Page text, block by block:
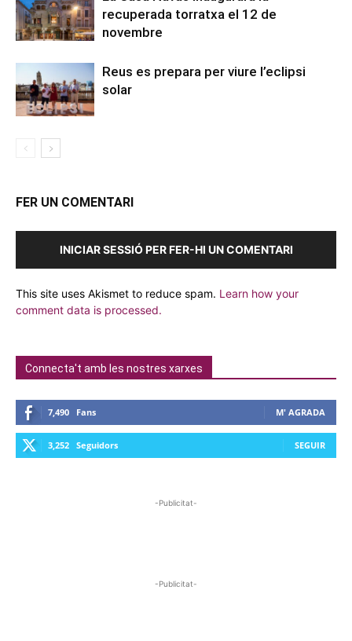
recuperada torratxa el 12 de
novembre
Reus es prepara per viure l’eclipsi
solar
FER UN COMENTARI
INICIAR SESSIÓ PER FER-HI UN COMENTARI
This site uses Akismet to reduce spam. Learn how your
comment data is processed.
Connecta't amb les nostres xarxes
7,490 Fans M' AGRADA
3,252 Seguidors SEGUIR
-Publicitat-
-Publicitat-